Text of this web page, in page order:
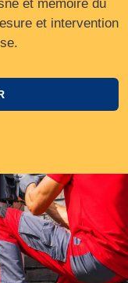
et mémoire du
et intervention